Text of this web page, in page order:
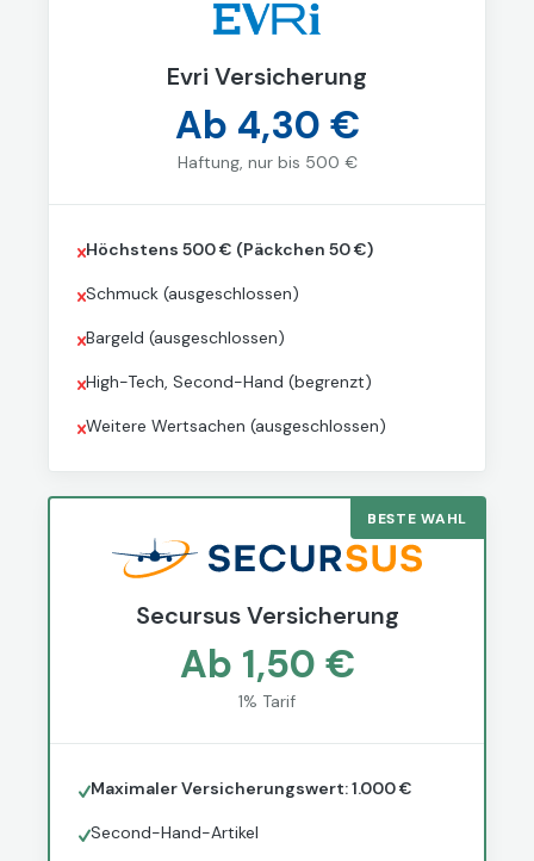
Evri Versicherung
Ab 4,30 €
Haftung, nur bis 500 €
Höchstens 500 € (Päckchen 50 €)
Schmuck (ausgeschlossen)
Bargeld (ausgeschlossen)
High-Tech, Second-Hand (begrenzt)
Weitere Wertsachen (ausgeschlossen)
BESTE WAHL
Secursus Versicherung
Ab 1,50 €
1% Tarif
Maximaler Versicherungswert: 1.000 €
Second-Hand-Artikel